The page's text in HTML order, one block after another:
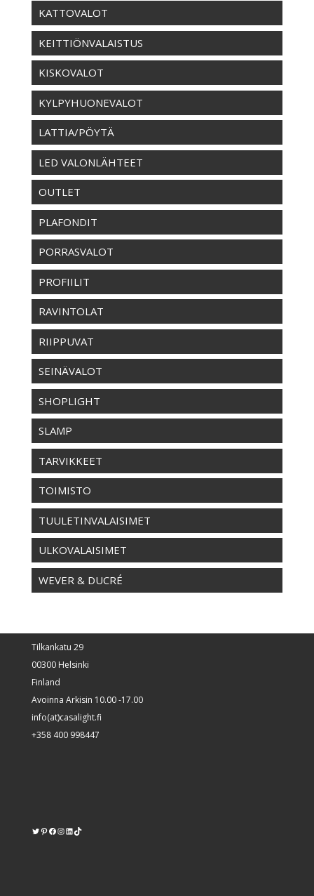
KATTOVALOT
KEITTIÖNVALAISTUS
KISKOVALOT
KYLPYHUONEVALOT
LATTIA/PÖYTÄ
LED VALONLÄHTEET
OUTLET
PLAFONDIT
PORRASVALOT
PROFIILIT
RAVINTOLAT
RIIPPUVAT
SEINÄVALOT
SHOPLIGHT
SLAMP
TARVIKKEET
TOIMISTO
TUULETINVALAISIMET
ULKOVALAISIMET
WEVER & DUCRÉ
Tilkankatu 29
00300 Helsinki
Finland
Avoinna Arkisin 10.00 -17.00
info(at)casalight.fi
+358 400 998447
Twitter
Pinterest
https://www.facebook.com/kodinvalaisin/
Instagram
LinkedIn
TikTok